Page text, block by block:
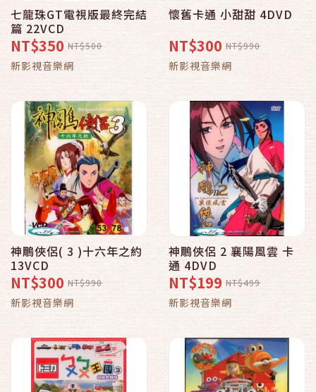
七龍珠GT電視版最終完結
篇 22VCD
NT$350 NT$500
新影視音樂網
懷舊卡通 小甜甜 4DVD
NT$300 NT$990
新影視音樂網
神鵰俠侶( 3 )十六年之約
13VCD
NT$300 NT$990
新影視音樂網
神鵰俠侶 2 襄陽風雲 卡
通 4DVD
NT$199 NT$499
新影視音樂網